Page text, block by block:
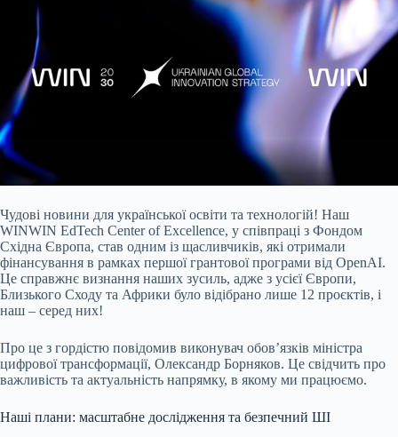
Чудові новини для української освіти та технологій! Наш
WINWIN EdTech Center of Excellence, у співпраці з Фондом
Східна Європа, став одним із щасливчиків, які отримали
фінансування в рамках першої грантової програми від OpenAI.
Це справжнє визнання наших зусиль, адже з усієї Європи,
Близького Сходу та Африки було відібрано лише 12 проєктів, і
наш – серед них!
Про це з гордістю повідомив виконувач обов’язків міністра
цифрової трансформації, Олександр Борняков. Це свідчить про
важливість та актуальність напрямку, в якому ми працюємо.
Наші плани: масштабне дослідження та безпечний ШІ